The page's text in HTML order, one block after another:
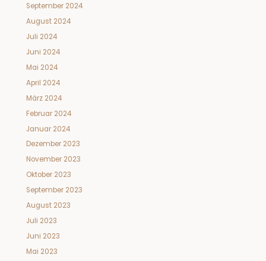
September 2024
August 2024
Juli 2024
Juni 2024
Mai 2024
April 2024
März 2024
Februar 2024
Januar 2024
Dezember 2023
November 2023
Oktober 2023
September 2023
August 2023
Juli 2023
Juni 2023
Mai 2023